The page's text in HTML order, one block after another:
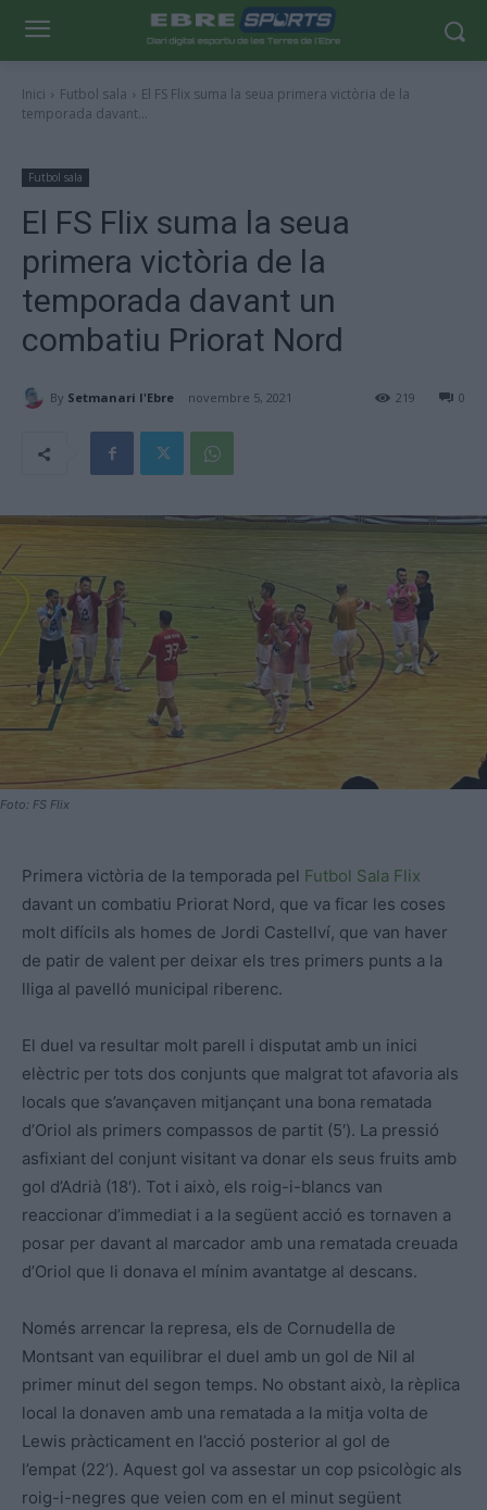
Inici Futbol sala
El FS Flix suma la seua primera victòria de la
temporada davant...
Futbol sala
El FS Flix suma la seua
primera victòria de la
temporada davant un
combatiu Priorat Nord
By Setmanari l'Ebre novembre 5, 2021 0
219
Foto: FS Flix
Primera victòria de la temporada pel Futbol Sala Flix
davant un combatiu Priorat Nord, que va ficar les coses
molt difícils als homes de Jordi Castellví, que van haver
de patir de valent per deixar els tres primers punts a la
lliga al pavelló municipal riberenc.
El duel va resultar molt parell i disputat amb un inici
elèctric per tots dos conjunts que malgrat tot afavoria als
locals que s’avançaven mitjançant una bona rematada
d’Oriol als primers compassos de partit (5′). La pressió
asfixiant del conjunt visitant va donar els seus fruits amb
gol d’Adrià (18′). Tot i això, els roig-i-blancs van
reaccionar d’immediat i a la següent acció es tornaven a
posar per davant al marcador amb una rematada creuada
d’Oriol que li donava el mínim avantatge al descans.
Només arrencar la represa, els de Cornudella de
Montsant van equilibrar el duel amb un gol de Nil al
primer minut del segon temps. No obstant això, la rèplica
local la donaven amb una rematada a la mitja volta de
Lewis pràcticament en l’acció posterior al gol de
l’empat (22‘). Aquest gol va assestar un cop psicològic als
roig-i-negres que veien com en el minut següent